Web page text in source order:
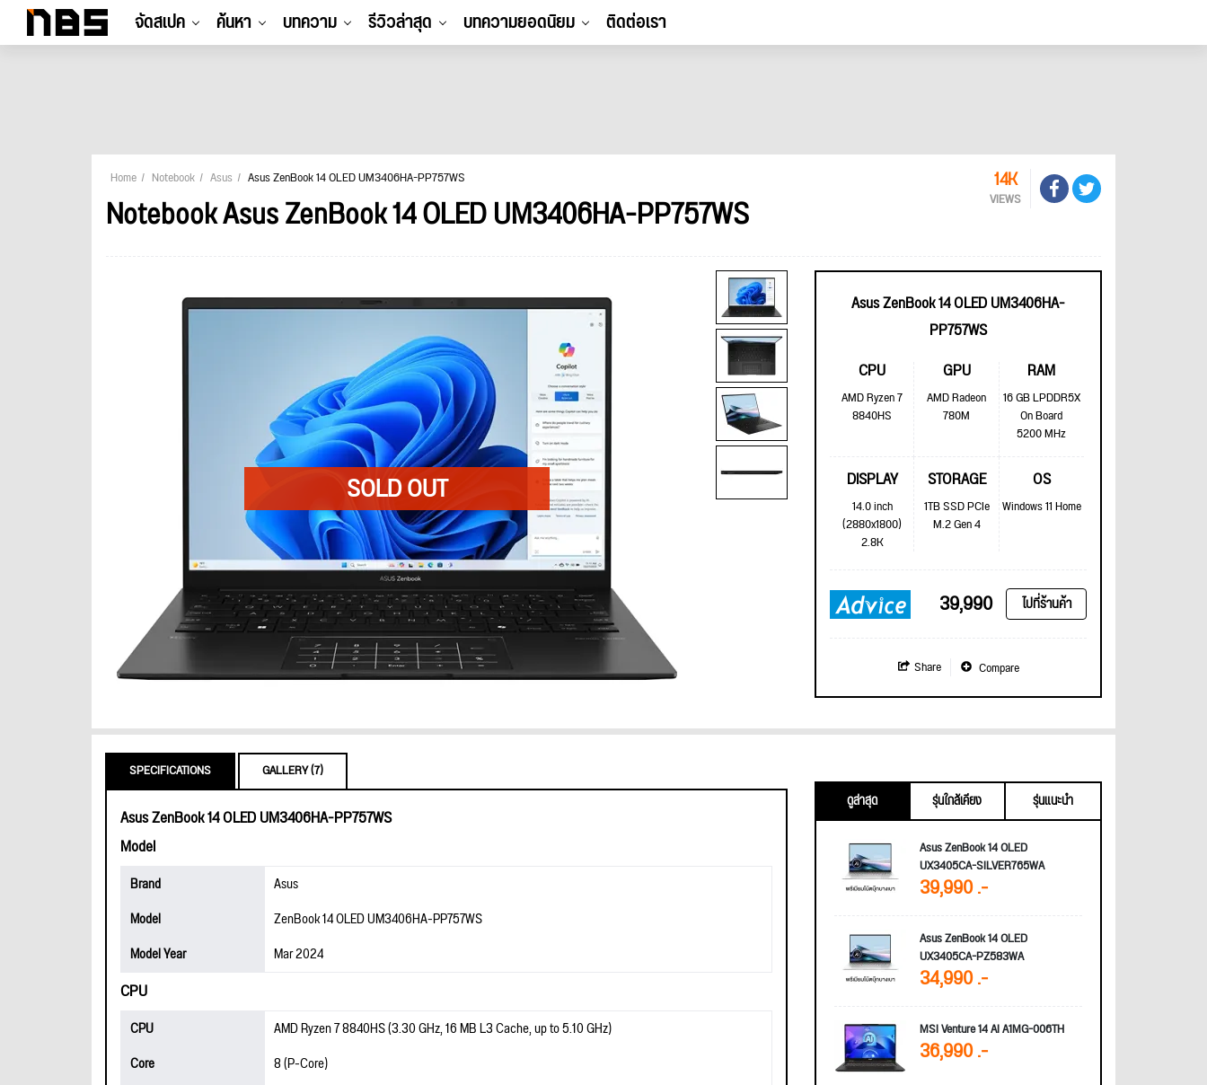
จัดสเปค ค้นหา บทความ รีวิวล่าสุด บทความยอดนิยม ติดต่อเรา
Home Notebook Asus Asus ZenBook 14 OLED UM3406HA-PP757WS
Notebook Asus ZenBook 14 OLED UM3406HA-PP757WS
14K
VIEWS
Asus ZenBook 14 OLED UM3406HA-
PP757WS
CPU
AMD Ryzen 7
8840HS
GPU
AMD Radeon
780M
RAM
16 GB LPDDR5X
On Board
5200 MHz
DISPLAY
14.0 inch
(2880x1800)
2.8K
STORAGE
1TB SSD PCIe
M.2 Gen 4
OS
Windows 11 Home
39,990 ไปที่ร้านค้า
Share Compare
SPECIFICATIONS GALLERY (7)
Asus ZenBook 14 OLED UM3406HA-PP757WS
Model
Brand
Asus
Model
ZenBook 14 OLED UM3406HA-PP757WS
Model Year
Mar 2024
CPU
CPU
AMD Ryzen 7 8840HS (3.30 GHz, 16 MB L3 Cache, up to 5.10 GHz)
Core
8 (P-Core)
ดูล่าสุด รุ่นใกล้เคียง
รุ่นแนะนำ
Asus ZenBook 14 OLED
UX3405CA-SILVER765WA
39,990 .-
Asus ZenBook 14 OLED
UX3405CA-PZ583WA
34,990 .-
MSI Venture 14 AI A1MG-006TH
36,990 .-